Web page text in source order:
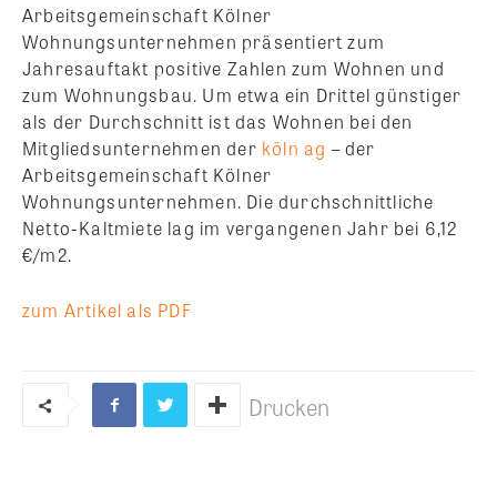
Arbeitsgemeinschaft Kölner
Wohnungsunternehmen präsentiert zum
Jahresauftakt positive Zahlen zum Wohnen und
zum Wohnungsbau. Um etwa ein Drittel günstiger
als der Durchschnitt ist das Wohnen bei den
Mitgliedsunternehmen der köln ag – der
Arbeitsgemeinschaft Kölner
Wohnungsunternehmen. Die durchschnittliche
Netto-Kaltmiete lag im vergangenen Jahr bei 6,12
€/m2.
zum Artikel als PDF
Drucken